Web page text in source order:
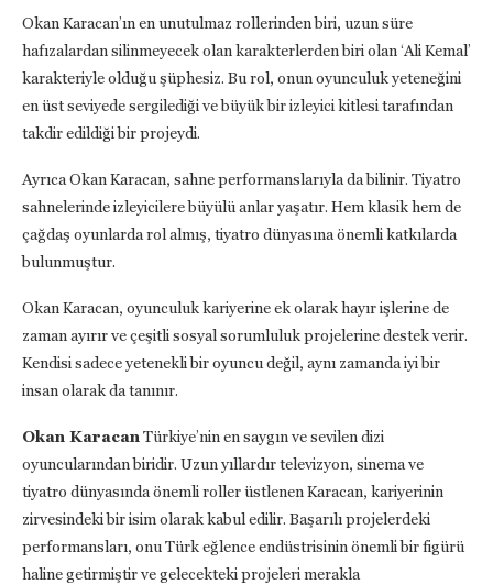
Okan Karacan’ın en unutulmaz rollerinden biri, uzun süre
hafızalardan silinmeyecek olan karakterlerden biri olan ‘Ali Kemal’
karakteriyle olduğu şüphesiz. Bu rol, onun oyunculuk yeteneğini
en üst seviyede sergilediği ve büyük bir izleyici kitlesi tarafından
takdir edildiği bir projeydi.
Ayrıca Okan Karacan, sahne performanslarıyla da bilinir. Tiyatro
sahnelerinde izleyicilere büyülü anlar yaşatır. Hem klasik hem de
çağdaş oyunlarda rol almış, tiyatro dünyasına önemli katkılarda
bulunmuştur.
Okan Karacan, oyunculuk kariyerine ek olarak hayır işlerine de
zaman ayırır ve çeşitli sosyal sorumluluk projelerine destek verir.
Kendisi sadece yetenekli bir oyuncu değil, aynı zamanda iyi bir
insan olarak da tanınır.
Okan KaracanTürkiye’nin en saygın ve sevilen dizi
oyuncularından biridir. Uzun yıllardır televizyon, sinema ve
tiyatro dünyasında önemli roller üstlenen Karacan, kariyerinin
zirvesindeki bir isim olarak kabul edilir. Başarılı projelerdeki
performansları, onu Türk eğlence endüstrisinin önemli bir figürü
haline getirmiştir ve gelecekteki projeleri merakla